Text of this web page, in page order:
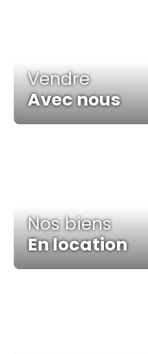
Vendre
Avec nous
Nos biens
En location